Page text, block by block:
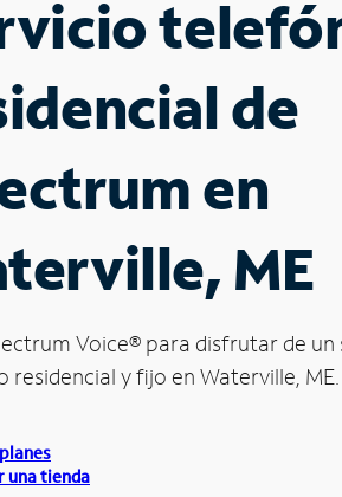
de
en
ME
Voice® para disfrutar de
residencial y fijo en Waterville, ME.
una tienda